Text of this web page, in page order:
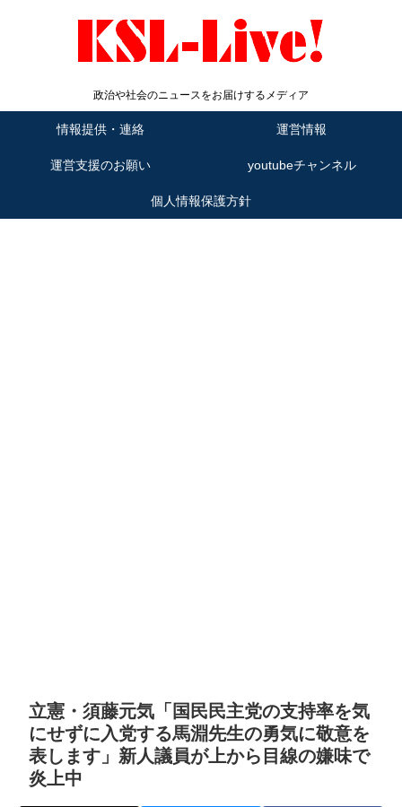
政治や社会のニュースをお届けするメディア
情報提供・連絡 運営情報
運営支援のお願い youtubeチャンネル
個人情報保護方針
立憲・須藤元気「国民民主党の支持率を気
にせずに入党する馬淵先生の勇気に敬意を
表します」新人議員が上から目線の嫌味で
炎上中